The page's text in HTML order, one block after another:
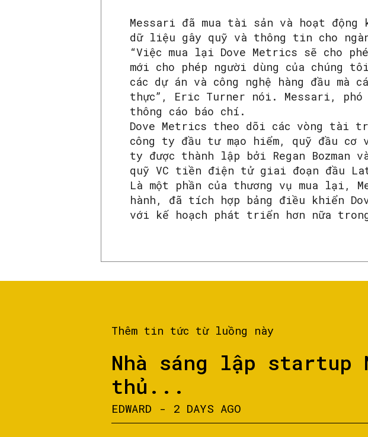
Messari đã mua tài sản và hoạt động
dữ liệu gây quỹ và thông tin cho
“Việc mua lại Dove Metrics sẽ cho
mới cho phép người dùng của chúng
các dự án và công nghệ hàng đầu
thực”, Eric Turner nói. Messari,
thông cáo báo chí.
Dove Metrics theo dõi các vòng tài
công ty đầu tư mạo hiểm, quỹ đầu
ty được thành lập bởi Regan Bozman
quỹ VC tiền điện tử giai đoạn đầu
Là một phần của thương vụ mua lại,
hành, đã tích hợp bảng điều khiển
với kế hoạch phát triển hơn nữa
Thêm tin tức từ luồng này
Nhà sáng lập
thủ...
EDWARD - 2 DAYS AGO